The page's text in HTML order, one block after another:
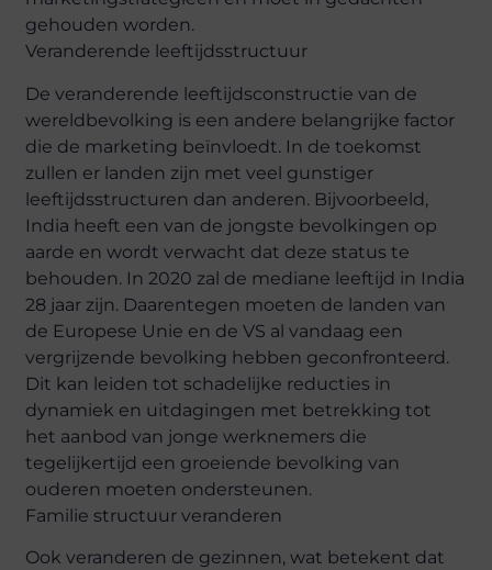
gehouden worden.
Veranderende leeftijdsstructuur
De veranderende leeftijdsconstructie van de
wereldbevolking is een andere belangrijke factor
die de marketing beïnvloedt. In de toekomst
zullen er landen zijn met veel gunstiger
leeftijdsstructuren dan anderen. Bijvoorbeeld,
India heeft een van de jongste bevolkingen op
aarde en wordt verwacht dat deze status te
behouden. In 2020 zal de mediane leeftijd in India
28 jaar zijn. Daarentegen moeten de landen van
de Europese Unie en de VS al vandaag een
vergrijzende bevolking hebben geconfronteerd.
Dit kan leiden tot schadelijke reducties in
dynamiek en uitdagingen met betrekking tot
het aanbod van jonge werknemers die
tegelijkertijd een groeiende bevolking van
ouderen moeten ondersteunen.
Familie structuur veranderen
Ook veranderen de gezinnen, wat betekent dat